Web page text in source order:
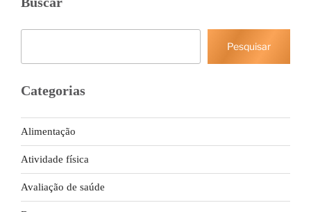
Pesquisar
Categorias
Alimentação
Atividade física
Avaliação de saúde